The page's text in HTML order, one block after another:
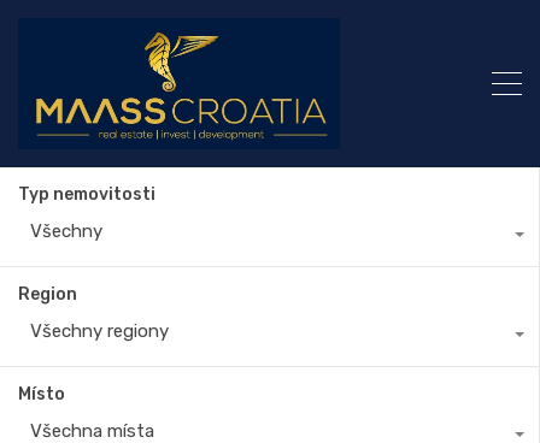
Typ nemovitosti
Všechny
Region
Všechny regiony
Místo
Všechna místa